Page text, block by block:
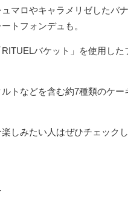
マロやキャラメリゼしたバ
トフォンデュも。
バケット」を使用し
トなどを含む約7種類のケー
しみたい人はぜひチェック